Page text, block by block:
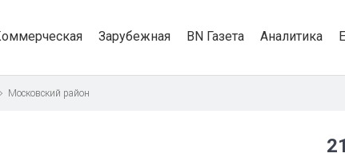
Зарубежная BN Газета Аналитика
Московский район